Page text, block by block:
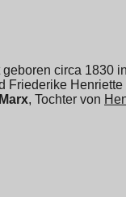
circa 1830
Friederike Henriette
Marx, Tochter von